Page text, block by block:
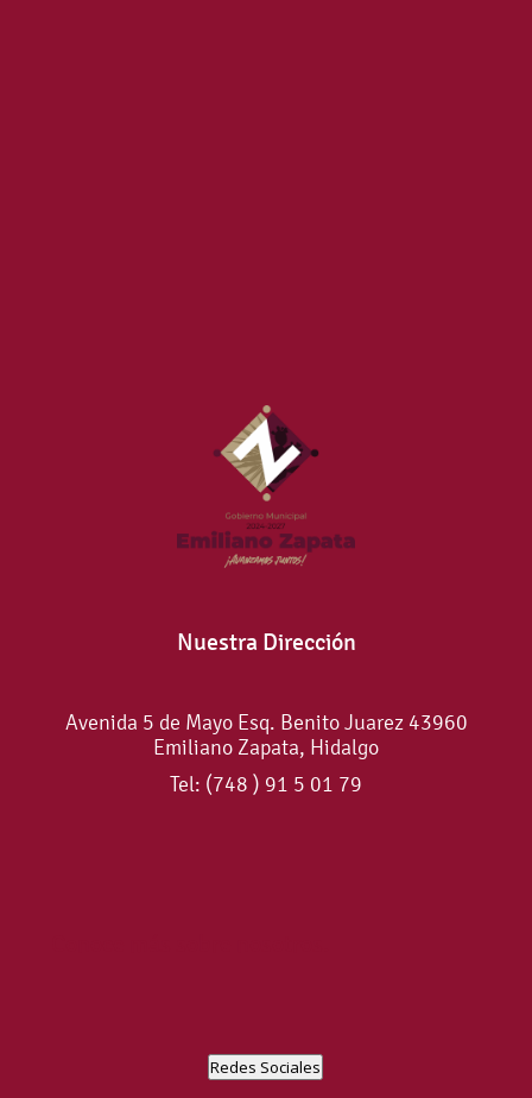
Nuestra Dirección
Avenida 5 de Mayo Esq. Benito Juarez 43960
Emiliano Zapata, Hidalgo
Tel: (748 ) 91 5 01 79
Redes Sociales